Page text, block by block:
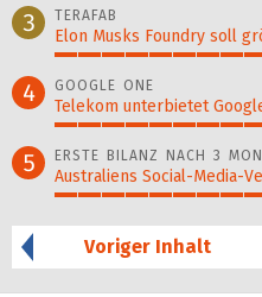
3 TERAFAB
Elon Musks Foundry soll
4 GOOGLE ONE
Telekom unterbietet
5 ERSTE BILANZ NACH 3
Australiens Social-Media-
Voriger Inhalt